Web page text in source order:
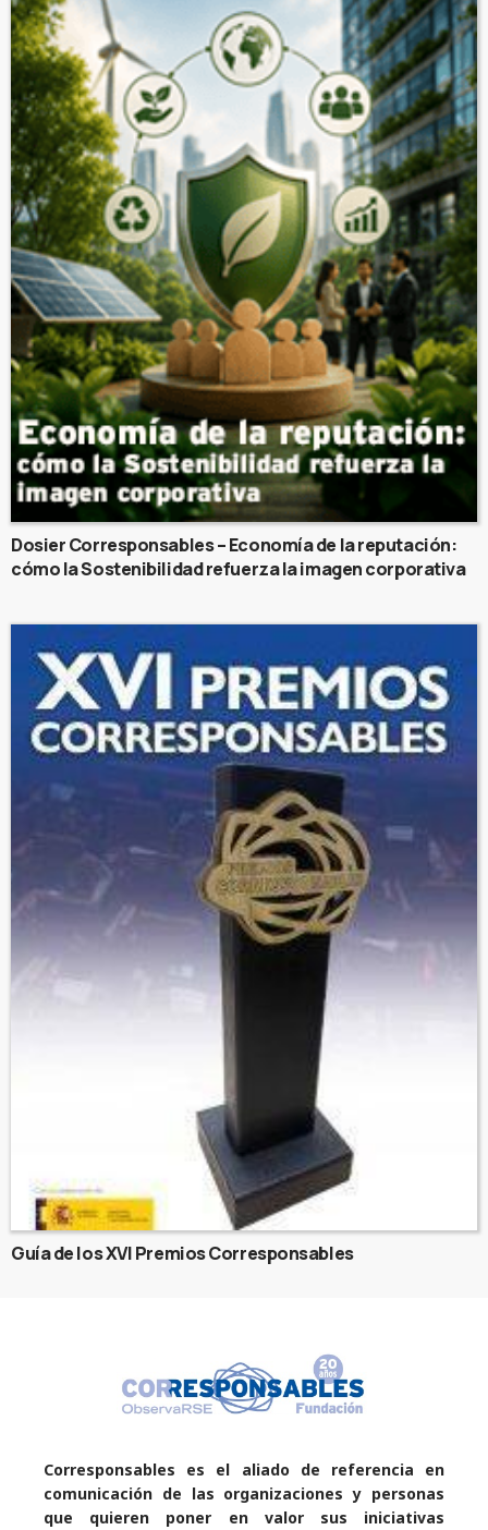
Dosier Corresponsables – Economía de la reputación:
cómo la Sostenibilidad refuerza la imagen corporativa
Guía de los XVI Premios Corresponsables
Corresponsables es el aliado de referencia en
comunicación de las organizaciones y personas
que quieren poner en valor sus iniciativas